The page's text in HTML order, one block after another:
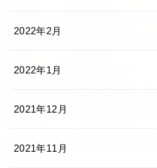
2022年2月
2022年1月
2021年12月
2021年11月